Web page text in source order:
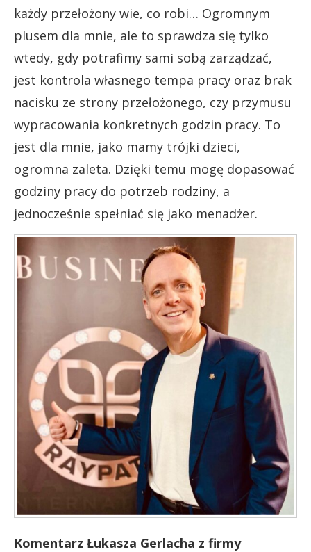
każdy przełożony wie, co robi… Ogromnym
plusem dla mnie, ale to sprawdza się tylko
wtedy, gdy potrafimy sami sobą zarządzać,
jest kontrola własnego tempa pracy oraz brak
nacisku ze strony przełożonego, czy przymusu
wypracowania konkretnych godzin pracy. To
jest dla mnie, jako mamy trójki dzieci,
ogromna zaleta. Dzięki temu mogę dopasować
godziny pracy do potrzeb rodziny, a
jednocześnie spełniać się jako menadżer.
Komentarz Łukasza Gerlacha z firmy